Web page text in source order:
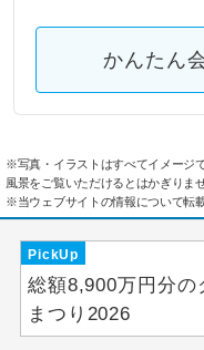
かんたん
※写真・イラストはすべてイメージ
風景をご覧いただけるとはかぎりま
※当ウェブサイトの情報について転
PickUp
総額8,900万円分の
まつり2026